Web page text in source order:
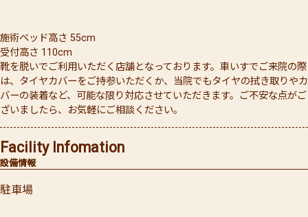
施術ベッド高さ 55cm
受付高さ 110cm
靴を脱いでご利用いただく店舗となっております。車いすでご来院の際
は、タイヤカバーをご持参いただくか、当院でもタイヤの拭き取りやカ
バーの装着など、可能な限り対応させていただきます。ご不安な点がご
ざいましたら、お気軽にご相談ください。
設備情報
Facility Infomation
駐車場